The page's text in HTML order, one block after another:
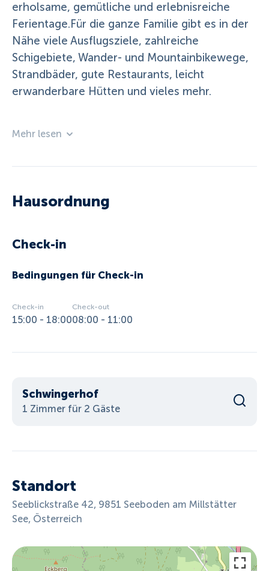
erholsame, gemütliche und erlebnisreiche
Ferientage.Für die ganze Familie gibt es in der
Nähe viele Ausflugsziele, zahlreiche
Schigebiete, Wander- und Mountainbikewege,
Strandbäder, gute Restaurants, leicht
erwanderbare Hütten und vieles mehr.
Mehr lesen
Hausordnung
Check-in
Bedingungen für Check-in
Check-in
15:00 - 18:00
Check-out
08:00 - 11:00
Schwingerhof
1 Zimmer für 2 Gäste
Standort
Seeblickstraße 42, 9851 Seeboden am Millstätter
See, Österreich